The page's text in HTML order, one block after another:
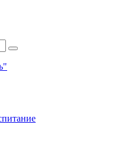
Поиск